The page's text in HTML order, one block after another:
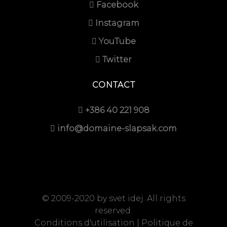
Facebook
Instagram
YouTube
Twitter
CONTACT
+386 40 221 908
info@domaine-slapsak.com
© 2009-2020 by svet idej. All rights
reserved.
Conditions d'utilisation
Politique de